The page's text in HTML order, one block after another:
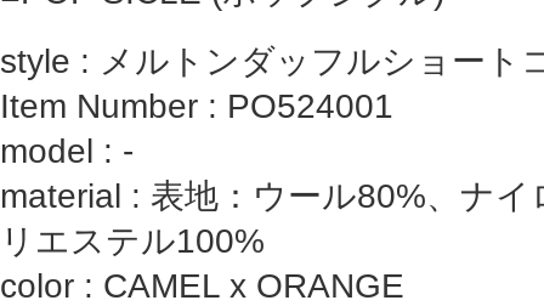
style : メルトンダッフルショート
Item Number : PO524001
model : ‐
material : 表地：ウール80%、ナ
リエステル100%
color : CAMEL x ORANGE